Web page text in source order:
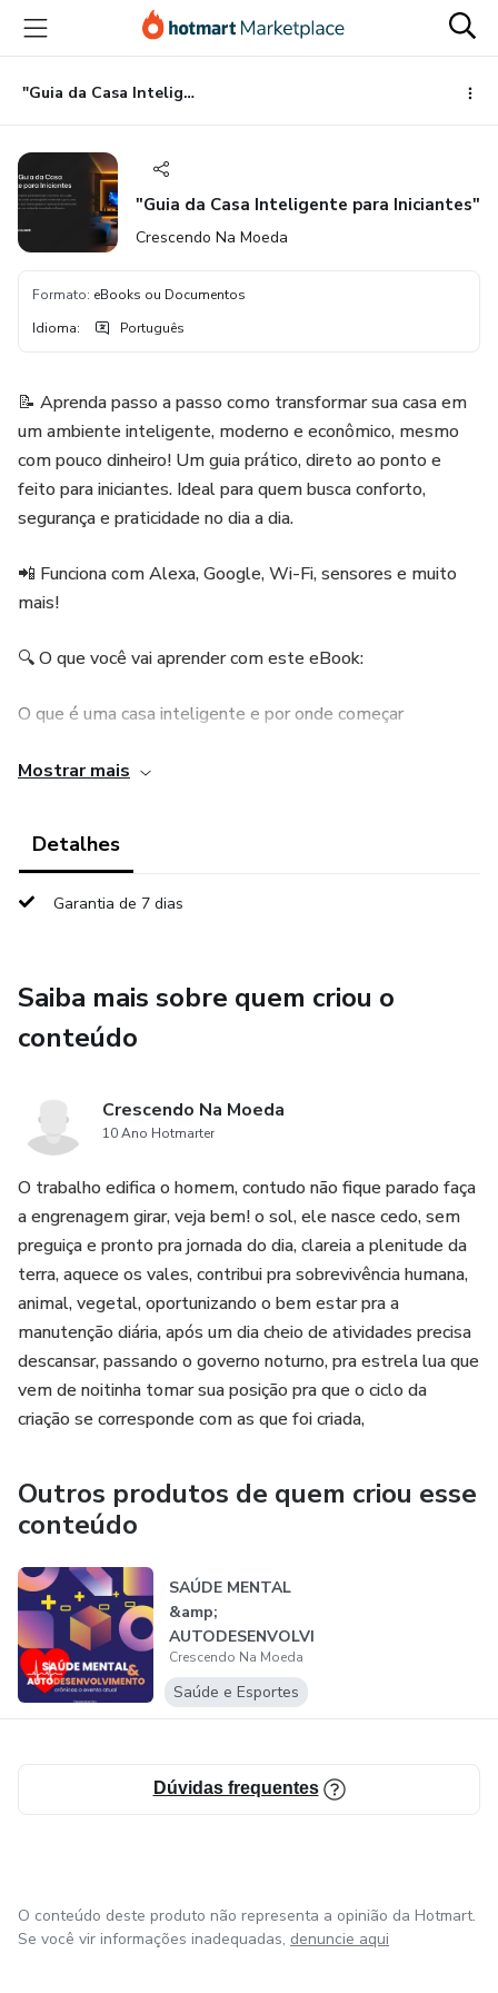
para
conteúdo
principal
para
pagamento
para
rodapé
"Guia da Casa Inteligente para Iniciantes"
"Guia da Casa Inteligente para Iniciantes"
Crescendo Na Moeda
Formato: eBooks ou Documentos
Idioma: Português
📝 Aprenda passo a passo como transformar sua casa em
um ambiente inteligente, moderno e econômico, mesmo
com pouco dinheiro! Um guia prático, direto ao ponto e
feito para iniciantes. Ideal para quem busca conforto,
segurança e praticidade no dia a dia.
📲 Funciona com Alexa, Google, Wi-Fi, sensores e muito
mais!
🔍 O que você vai aprender com este eBook:
O que é uma casa inteligente e por onde começar
Quais dispositivos essenciais comprar
Dicas para economizar energia e aumentar a segurança
Checklist prático para sua jornada de automação
Quando e como contratar suporte técnico
🎯 Para quem é este material?
✅ Iniciantes que querem automatizar a casa do zero
✅ Quem busca conforto, segurança e economia
✅ Pessoas com orçamento limitado que querem
resultados
✅ Técnicos ou eletricistas que desejam oferecer esse
serviço
✔ Checklist de automação inteligente imprimível
✔ Arquivos em PDF e Word para você usar como quiser
📘 Você recebe:
E-book digital com conteúdo completo
Capa profissional em alta qualidade
Atualizações futuras incluídas
Mostrar mais
Detalhes
Garantia de 7 dias
Saiba mais sobre quem criou o
conteúdo
Crescendo Na Moeda
10 Ano Hotmarter
O trabalho edifica o homem, contudo não fique parado faça
a engrenagem girar, veja bem! o sol, ele nasce cedo, sem
preguiça e pronto pra jornada do dia, clareia a plenitude da
terra, aquece os vales, contribui pra sobrevivência humana,
animal, vegetal, oportunizando o bem estar pra a
manutenção diária, após um dia cheio de atividades precisa
descansar, passando o governo noturno, pra estrela lua que
vem de noitinha tomar sua posição pra que o ciclo da
criação se corresponde com as que foi criada,
Outros produtos de quem criou esse
conteúdo
SAÚDE MENTAL
&amp;
AUTODESENVOLVI
MENTO
Crescendo Na Moeda
Saúde e Esportes
Dúvidas frequentes
O conteúdo deste produto não representa a opinião da Hotmart.
Se você vir informações inadequadas, denuncie aqui